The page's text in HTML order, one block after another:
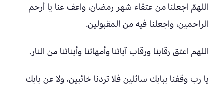
اللهمّ اجعلنا من عتقاء شهر رمضان، واعف عنا يا أرحم
الراحمين، واجعلنا فيه من المقبولين.
اللهم اعتق رقابنا ورقاب آبائنا وأمهاتنا وأبنائنا من النار.
يا رب وقفنا ببابك سائلين فلا تردنا خائبين، ولا عن بابك